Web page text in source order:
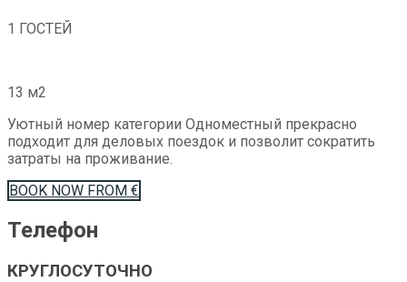
1 ГОСТЕЙ
13 м2
Уютный номер категории Одноместный прекрасно
подходит для деловых поездок и позволит сократить
затраты на проживание.
BOOK NOW FROM €
Телефон
КРУГЛОСУТОЧНО